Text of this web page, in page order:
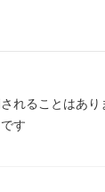
れることはあり
す